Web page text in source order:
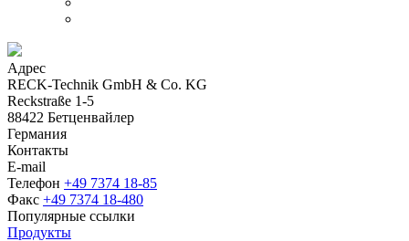
Адрес
RECK-Technik GmbH & Co. KG
Reckstraße 1-5
88422 Бетценвайлер
Германия
Контакты
E-mail
Телефон +49 7374 18-85
Факс +49 7374 18-480
Популярные ссылки
Продукты